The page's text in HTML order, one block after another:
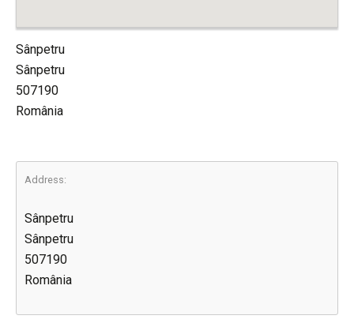
Sânpetru
Sânpetru
507190
România
Address:
Sânpetru
Sânpetru
507190
România